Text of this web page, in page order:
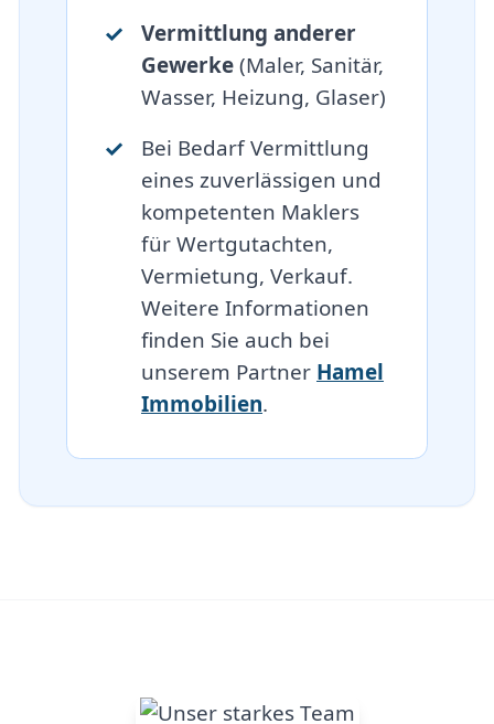
Vermittlung anderer
Gewerke(Maler, Sanitär,
Wasser, Heizung, Glaser)
Bei Bedarf Vermittlung
eines zuverlässigen und
kompetenten Maklers
für Wertgutachten,
Vermietung, Verkauf.
Weitere Informationen
finden Sie auch bei
unserem Partner Hamel
Immobilien.